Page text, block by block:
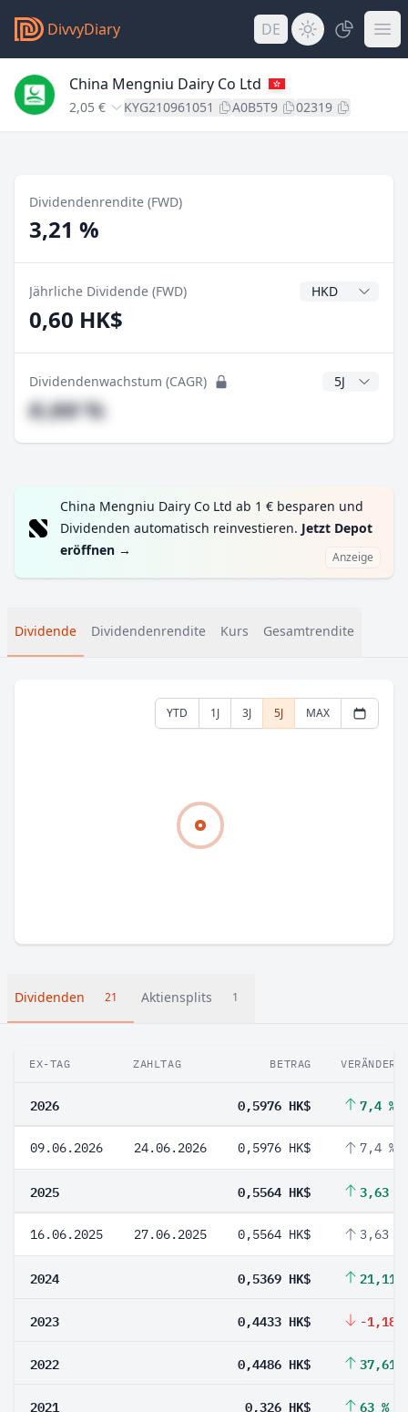
DivvyDiary DE
China Mengniu Dairy Co Ltd
2,05 € KYG210961051 A0B5T9 02319
Dividendenrendite (FWD)
3,21 %
Jährliche Dividende (FWD)
0,60 HK$
Dividendenwachstum (CAGR) CAGR Jahre
#,## %
China Mengniu Dairy Co Ltd ab 1 € besparen und
Dividenden automatisch reinvestieren. Jetzt Depot
eröffnen → Anzeige
Dividende Dividendenrendite Kurs Gesamtrendite
YTD 1J 3J 5J MAX
Dividenden 21 Aktiensplits 1
EX-TAG ZAHLTAG BETRAG
2026 0,5976 HK$ 7,4 %
09.06.2026 24.06.2026 0,5976 HK$ 7,4 %
2025 0,5564 HK$ 3,63 %
16.06.2025 27.06.2025 0,5564 HK$ 3,63 %
2024 0,5369 HK$ 21,11
2023 0,4433 HK$ -1,18
2022 0,4486 HK$ 37,61
2021 0,326 HK$ 63 %